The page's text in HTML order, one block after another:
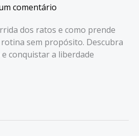
comentário
dos ratos e como prende
sem propósito. Descubra
conquistar a liberdade